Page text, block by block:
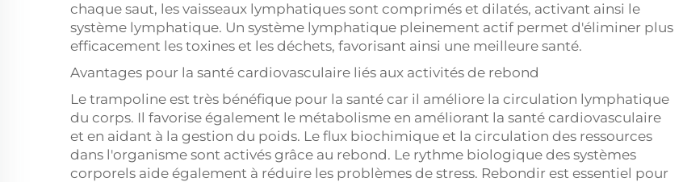
chaque saut, les vaisseaux lymphatiques sont comprimés et dilatés, activant ainsi le
système lymphatique. Un système lymphatique pleinement actif permet d'éliminer plus
efficacement les toxines et les déchets, favorisant ainsi une meilleure santé.
Avantages pour la santé cardiovasculaire liés aux activités de rebond
Le trampoline est très bénéfique pour la santé car il améliore la circulation lymphatique
du corps. Il favorise également le métabolisme en améliorant la santé cardiovasculaire
et en aidant à la gestion du poids. Le flux biochimique et la circulation des ressources
dans l'organisme sont activés grâce au rebond. Le rythme biologique des systèmes
corporels aide également à réduire les problèmes de stress. Rebondir est essentiel pour